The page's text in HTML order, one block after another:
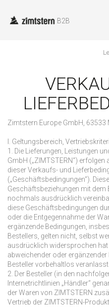
B2B
VERKAUFS- UND
Zimtstern Europe GmbH, 63533
I. Geltungsbereich,
1. Die Lieferungen, Leistungen
GmbH („ZIMTSTERN“)
dieser Verkaufs- und
(„Geschäftsbedingungen“).
Geschäftsbeziehungen mit dem
nochmals ausdrücklich
diese Geschäftsbedingungen
oder die Entgegennahme der
ergänzende Bedingungen,
Bestellers, gelten nicht, selbst
ausdrücklich widersprochen
abweichender oder
Besteller vorbehaltlos veranlasst
2. Der Besteller (in den
Internetrichtlinien „Händler“
der Waren von ZIMTSTERN
Vertrieb der ZIMTSTERN-